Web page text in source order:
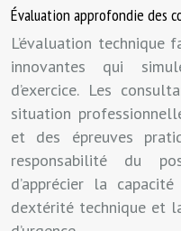
Évaluation approfondie des
L’évaluation
innovantes qui
d’exercice. Les
situation
et des épreuves
responsabilité du
d’apprécier la
dextérité technique et